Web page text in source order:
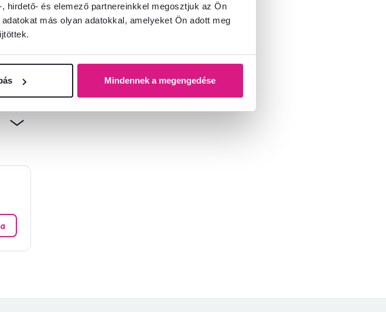
hirdető- és elemező partnereinkkel megosztjuk az Ön
más olyan adatokkal, amelyeket Ön adott meg
Mindennek a megengedése